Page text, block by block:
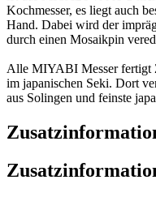
Kochmesser, es liegt auch
Hand. Dabei wird der
durch einen Mosaikpin
Alle MIYABI Messer fertigt
im japanischen Seki. Dort
aus Solingen und feinste